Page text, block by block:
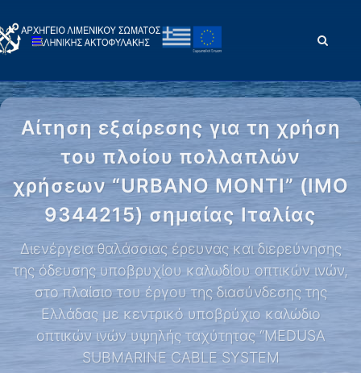
Αίτηση εξαίρεσης για τη χρήση
του πλοίου πολλαπλών
χρήσεων “URBANO MONTI” (IMO
9344215) σημαίας Ιταλίας
Διενέργεια θαλάσσιας έρευνας και διερεύνησης
της όδευσης υποβρυχίου καλωδίου οπτικών ινών,
στο πλαίσιο του έργου της διασύνδεσης της
Ελλάδας με κεντρικό υποβρύχιο καλώδιο
οπτικών ινών υψηλής ταχύτητας “MEDUSA
SUBMARINE CABLE SYSTEM